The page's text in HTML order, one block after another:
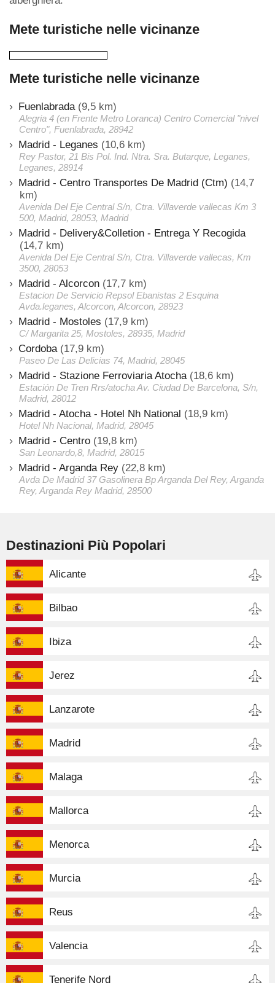
Mete turistiche nelle vicinanze
Mete turistiche nelle vicinanze
Fuenlabrada (9,5 km)
Alegria 4 (en Frente Metro Loranca) Centro Comercial "nivel
Centro", Fuenlabrada, 28942
Madrid - Leganes (10,6 km)
Rey Pastor, 21 Bis Pol. Ind. Ntra. Sra. Butarque, Leganes,
Leganes, 28914
Madrid - Centro Transportes De Madrid (Ctm) (14,7
km)
Avenida Del Eje Central S/n, Ctra. Villaverde vallecas Km 3
500, Madrid, 28053, Madrid
Madrid - Delivery&Colletion - Entrega Y Recogida
(14,7 km)
Avenida Del Eje Central S/n, Ctra. Villaverde vallecas, Km
3500, 28053
Madrid - Alcorcon (17,7 km)
Estacion De Servicio Repsol Ebanistas 2 Esquina
Avda.leganes, Alcorcon, Alcorcon, 28923
Madrid - Mostoles (17,9 km)
C/ Margarita 25, Mostoles, 28935, Madrid
Cordoba (17,9 km)
Paseo De Las Delicias 74, Madrid, 28045
Madrid - Stazione Ferroviaria Atocha (18,6 km)
Estación De Tren Rrs/atocha Av. Ciudad De Barcelona, S/n,
Madrid, 28012
Madrid - Atocha - Hotel Nh National (18,9 km)
Hotel Nh Nacional, Madrid, 28045
Madrid - Centro (19,8 km)
San Leonardo,8, Madrid, 28015
Madrid - Arganda Rey (22,8 km)
Avda De Madrid 37 Gasolinera Bp Arganda Del Rey, Arganda
Rey, Arganda Rey Madrid, 28500
Destinazioni Più Popolari
Alicante
Bilbao
Ibiza
Jerez
Lanzarote
Madrid
Malaga
Mallorca
Menorca
Murcia
Reus
Valencia
Tenerife Nord